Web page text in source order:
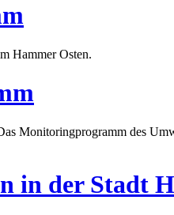
Hammer Osten.
Monitoringprogramm des
in der Stadt